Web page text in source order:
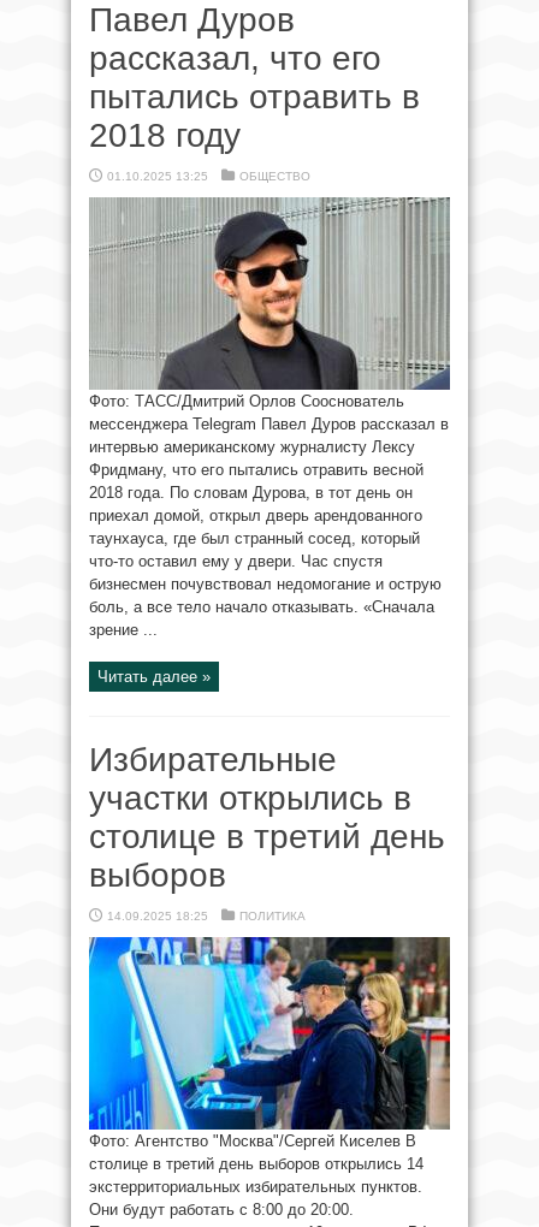
Павел Дуров
рассказал, что его
пытались отравить в
2018 году
01.10.2025 13:25 ОБЩЕСТВО
Фото: ТАСС/Дмитрий Орлов Сооснователь
мессенджера Telegram Павел Дуров рассказал в
интервью американскому журналисту Лексу
Фридману, что его пытались отравить весной
2018 года. По словам Дурова, в тот день он
приехал домой, открыл дверь арендованного
таунхауса, где был странный сосед, который
что-то оставил ему у двери. Час спустя
бизнесмен почувствовал недомогание и острую
боль, а все тело начало отказывать. «Сначала
зрение ...
Читать далее »
Избирательные
участки открылись в
столице в третий день
выборов
14.09.2025 18:25 ПОЛИТИКА
Фото: Агентство "Москва"/Сергей Киселев В
столице в третий день выборов открылись 14
экстерриториальных избирательных пунктов.
Они будут работать с 8:00 до 20:00.